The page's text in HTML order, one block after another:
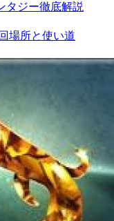
タジー徹底解説
場所と使い道